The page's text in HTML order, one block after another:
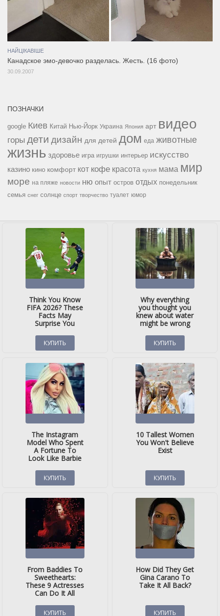
НАЙЦІКАВІШЕ
Канадское эмо-девочко разделась. Жесть. (16 фото)
30.09.2007
ПОЗНАЧКИ
google Киев Китай Нью-Йорк Украина Япония арт видео
горы дети дизайн для детей дом еда животные
жизнь здоровье игра игрушки интерьер искусство
казино кино комфорт кот кофе красота кухня мама мир
море на пляже новости ню опыт остров отдых понедельник
семья снег солнце спорт творчество туалет юмор